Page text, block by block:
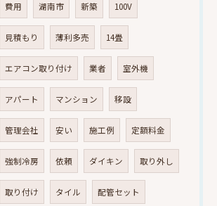
費用 湖南市 新築 100V
見積もり 薄利多売 14畳
エアコン取り付け 業者 室外機
アパート マンション 移設
管理会社 安い 施工例 定額料金
強制冷房 依頼 ダイキン 取り外し
取り付け タイル 配管セット